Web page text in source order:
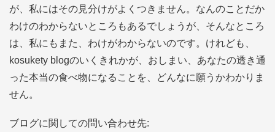
が、私にはその見分けがよくつきません。なんのことだか
わけのわからないところもあるでしょうが、そんなところ
は、私にもまた、わけがわからないのです。けれども、
kosukety blogのいくきれかが、おしまい、あなたの透き通
った本当の食べ物になることを、どんなに願うかわかりま
せん。
ブログに関しての問い合わせ先: